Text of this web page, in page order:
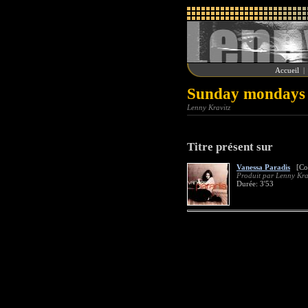
Accueil |
Sunday
Lenny Kravitz
Titre présent sur
Vanessa Paradis
Produit par Lenny
Durée: 3'53